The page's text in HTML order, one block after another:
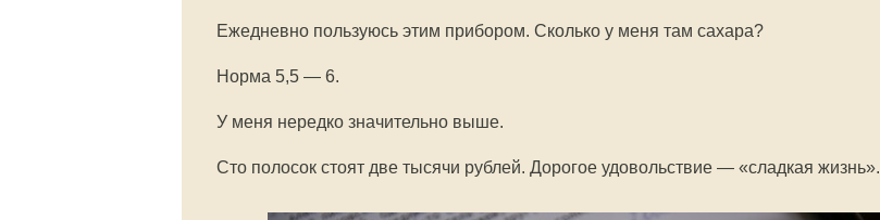
Ежедневно пользуюсь этим прибором. Сколько у меня там сахара?
Норма 5,5 — 6.
У меня нередко значительно выше.
Сто полосок стоят две тысячи рублей. Дорогое удовольствие — «сладкая жизнь».